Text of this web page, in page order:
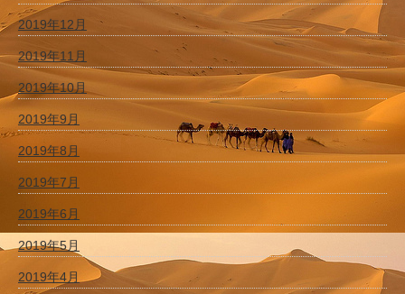
2019年12月
2019年11月
2019年10月
2019年9月
2019年8月
2019年7月
2019年6月
2019年5月
2019年4月